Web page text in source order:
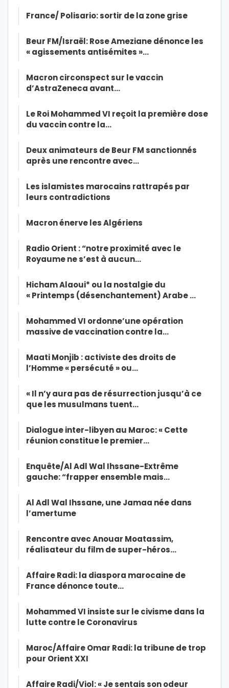
France/ Polisario: sortir de la zone grise
Beur FM/Israël: Rose Ameziane dénonce les
« agissements antisémites »…
Macron circonspect sur le vaccin
d’AstraZeneca avant…
Le Roi Mohammed VI reçoit la première dose
du vaccin contre la…
Deux animateurs de Beur FM sanctionnés
après une rencontre avec…
Les islamistes marocains rattrapés par
leurs contradictions
Macron énerve les Algériens
Radio Orient : “notre proximité avec le
Royaume ne s’est à aucun…
Hicham Alaoui* ou la nostalgie du
« Printemps (désenchantement) Arabe …
Mohammed VI ordonne’une opération
massive de vaccination contre la…
Maati Monjib : activiste des droits de
l’Homme « persécuté » ou…
« Il n’y aura pas de résurrection jusqu’à ce
que les musulmans tuent…
Dialogue inter-libyen au Maroc: « Cette
réunion constitue le premier…
Enquête/Al Adl Wal Ihssane-Extrême
gauche: “frapper ensemble mais…
Al Adl Wal Ihssane, une Jamaa née dans
l’amertume
Rencontre avec Anouar Moatassim,
réalisateur du film de super-héros…
Affaire Radi: la diaspora marocaine de
France dénonce toute…
Mohammed VI insiste sur le civisme dans la
lutte contre le Coronavirus
Maroc/Affaire Omar Radi: la tribune de trop
pour Orient XXI
Affaire Radi/Viol: « Je sentais son odeur